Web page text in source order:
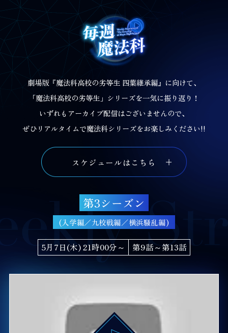
劇場版『魔法科高校の劣等生 四葉継承編』に向けて、
「魔法科高校の劣等生」シリーズを一気に振り返り！
いずれもアーカイブ配信はございませんので、
ぜひリアルタイムで魔法科シリーズをお楽しみください!!
スケジュールはこちら
第3シーズン
(入学編／九校戦編／横浜騒乱編)
5月7日(木) 21時00分～ 第9話～第13話